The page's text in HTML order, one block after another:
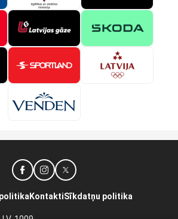
KontaktiSīkdatņu politika